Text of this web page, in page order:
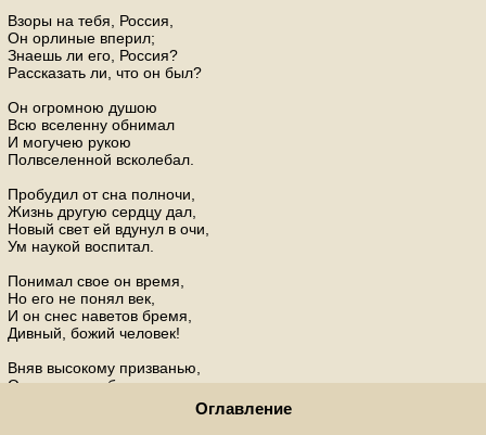
Взоры на тебя, Россия,
Он орлиные вперил;
Знаешь ли его, Россия?
Рассказать ли, что он был?
Он огромною душою
Всю вселенну обнимал
И могучею рукою
Полвселенной всколебал.
Пробудил от сна полночи,
Жизнь другую сердцу дал,
Новый свет ей вдунул в очи,
Ум наукой воспитал.
Понимал свое он время,
Но его не понял век,
И он снес наветов бремя,
Дивный, божий человек!
Вняв высокому призванью,
Он в деяньях был поэт:
Оглавление